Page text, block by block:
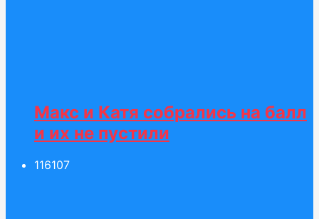
Макс и Катя собрались на балл
и их не пустили
116107